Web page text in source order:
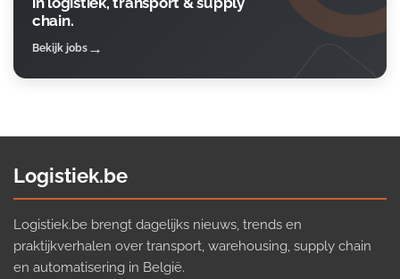
chain.
Bekijk jobs
Logistiek.be
Logistiek.be brengt dagelijks nieuws, trends en
praktijkverhalen over transport, warehousing, supply chain
en automatisering in België.